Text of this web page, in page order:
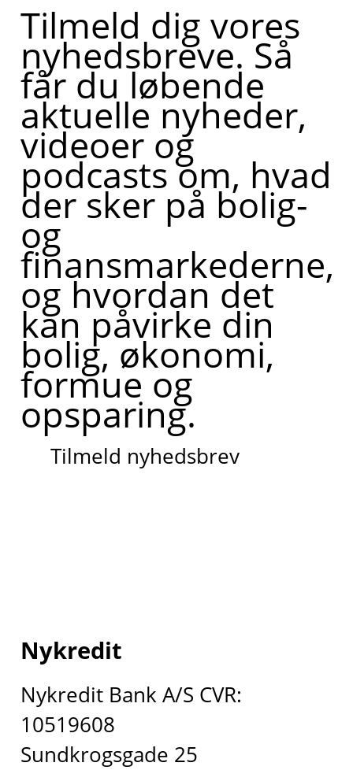
Tilmeld dig vores
nyhedsbreve. Så
får du løbende
aktuelle nyheder,
videoer og
podcasts om, hvad
der sker på bolig-
og
finansmarkederne,
og hvordan det
kan påvirke din
bolig, økonomi,
formue og
opsparing.
Tilmeld nyhedsbrev
Nykredit
Nykredit Bank A/S CVR:
10519608
Sundkrogsgade 25